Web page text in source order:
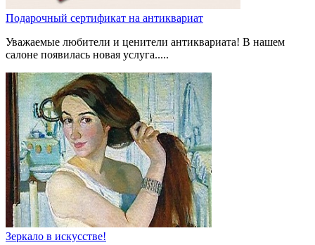
Подарочный сертификат на антиквариат
Уважаемые любители и ценители антиквариата! В нашем
салоне появилась новая услуга.....
Зеркало в искусстве!